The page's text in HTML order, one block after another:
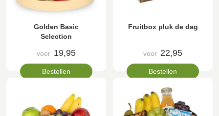
Golden Basic
Selection
voor 19,95
Bestellen
Fruitbox pluk de dag
voor 22,95
Bestellen